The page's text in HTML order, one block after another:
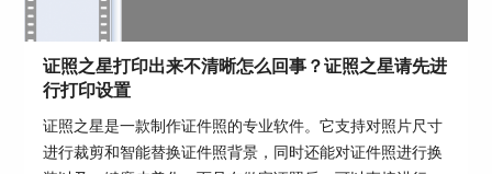
证照之星打印出来不清晰怎么回事？证照之星请先进
行打印设置
证照之星是一款制作证件照的专业软件。它支持对照片尺寸
进行裁剪和智能替换证件照背景，同时还能对证件照进行换